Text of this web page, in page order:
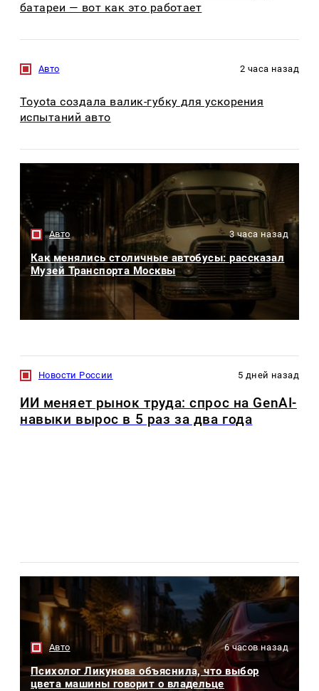
батареи — вот как это работает
Авто 2 часа назад
Toyota создала валик-губку для ускорения
испытаний авто
Авто 3 часа назад
Как менялись столичные автобусы: рассказал
Музей Транспорта Москвы
Новости России 5 дней назад
ИИ меняет рынок труда: спрос на GenAI-
навыки вырос в 5 раз за два года
Авто 6 часов назад
Психолог Ликунова объяснила, что выбор
цвета машины говорит о владельце